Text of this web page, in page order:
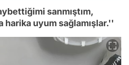
sanmıştım,
harika uyum sağlamışlar.''